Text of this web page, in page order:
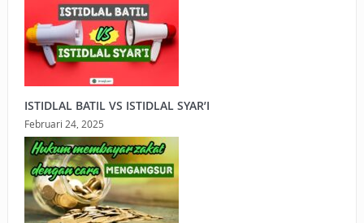
ISTIDLAL BATIL VS ISTIDLAL SYAR’I
Februari 24, 2025